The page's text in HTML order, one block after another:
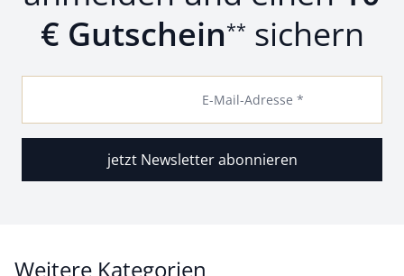
€ Gutschein** sichern
E-Mail-Adresse *
jetzt Newsletter abonnieren
Weitere Kategorien